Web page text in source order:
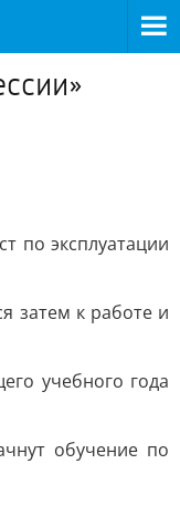
по эксплуатации
затем к работе и
учебного года
обучение по